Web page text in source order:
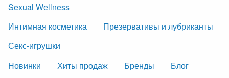
Sexual Wellness
Интимная косметика
Презервативы и лубриканты
Секс-игрушки
Новинки
Хиты продаж Бренды
Блог